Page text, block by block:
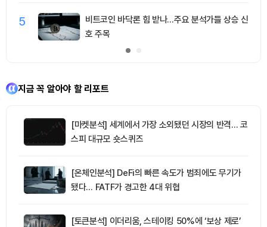
5
비트코인 바닥론 힘 받나…주요 분석가들 상승 신
호 주목
지금 꼭 알아야 할 리포트
[마켓분석] 세계에서 가장 소외됐던 시장의 반격… 코
스피 대규모 숏스퀴즈
[온체인분석] DeFi의 빠른 속도가 범죄에도 무기가
됐다… FATF가 경고한 4대 위협
[토큰분석] 이더리움, 스테이킹 50%에 ‘보상 제로’